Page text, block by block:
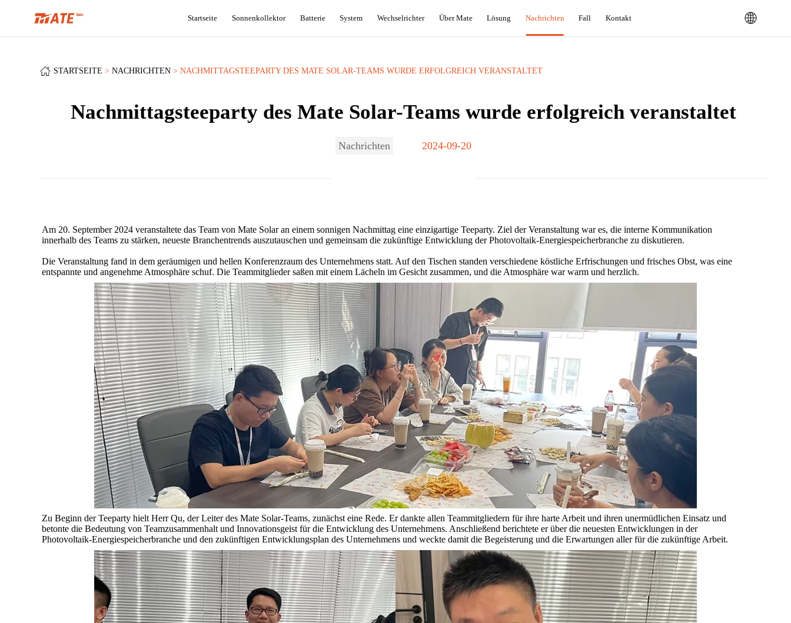
Startseite Sonnenkollektor Batterie System Wechselrichter Über Mate Lösung Nachrichten Fall Kontakt
STARTSEITE NACHRICHTEN NACHMITTAGSTEEPARTY DES MATE SOLAR-TEAMS WURDE ERFOLGREICH VERANSTALTET
Nachmittagsteeparty des Mate Solar-Teams wurde erfolgreich veranstaltet
Nachrichten 2024-09-20
Am 20. September 2024 veranstaltete das Team von Mate Solar an einem sonnigen Nachmittag eine einzigartige Teeparty. Ziel der Veranstaltung war es, die interne Kommunikation
innerhalb des Teams zu stärken, neueste Branchentrends auszutauschen und gemeinsam die zukünftige Entwicklung der Photovoltaik-Energiespeicherbranche zu diskutieren.
Die Veranstaltung fand in dem geräumigen und hellen Konferenzraum des Unternehmens statt. Auf den Tischen standen verschiedene köstliche Erfrischungen und frisches Obst, was eine
entspannte und angenehme Atmosphäre schuf. Die Teammitglieder saßen mit einem Lächeln im Gesicht zusammen, und die Atmosphäre war warm und herzlich.
Zu Beginn der Teeparty hielt Herr Qu, der Leiter des Mate Solar-Teams, zunächst eine Rede. Er dankte allen Teammitgliedern für ihre harte Arbeit und ihren unermüdlichen Einsatz und
betonte die Bedeutung von Teamzusammenhalt und Innovationsgeist für die Entwicklung des Unternehmens. Anschließend berichtete er über die neuesten Entwicklungen in der
Photovoltaik-Energiespeicherbranche und den zukünftigen Entwicklungsplan des Unternehmens und weckte damit die Begeisterung und die Erwartungen aller für die zukünftige Arbeit.